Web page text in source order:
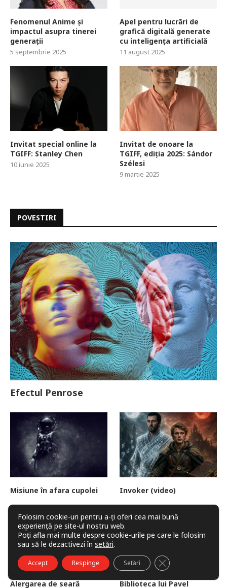
Fenomenul Anime și
impactul asupra tinerei
generații
5 septembrie 2025
Apel pentru lucrări de
grafică digitală generate
cu inteligența artificială
11 august 2025
Invitat special online la
TGIFF: Stanley Chen
10 iunie 2025
Invitat de onoare la
TGIFF, ediția 2025: Sándor
Szélesi
9 martie 2025
POVESTIRI
Efectul Penrose
Misiune în afara cupolei Invoker (video)
Alergarea de seară Biblioteca lui Pavel
Folosim cookie-uri pentru a-ți oferi cea mai bună
experiență pe site-ul nostru web.
Poți afla mai multe despre cookie-urile pe care le folosim
sau să le dezactivezi în setări.
Accept Respinge Setări CLOSE GDPR